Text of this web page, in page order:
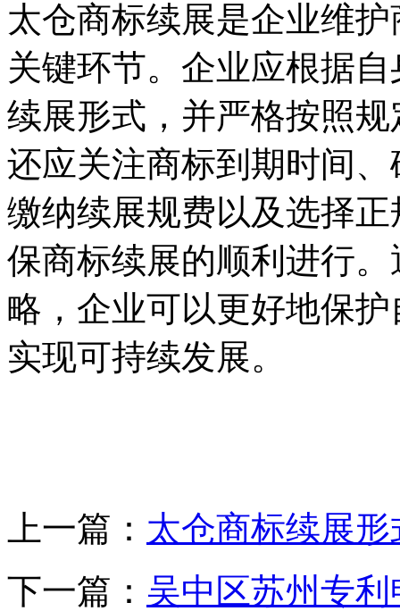
太仓商标续展是企业维
关键环节。企业应根据
续展形式，并严格按照
还应关注商标到期时间
缴纳续展规费以及选择
保商标续展的顺利进行
略，企业可以更好地保
实现可持续发展。
上一篇： 太仓商标续展
下一篇： 吴中区苏州专